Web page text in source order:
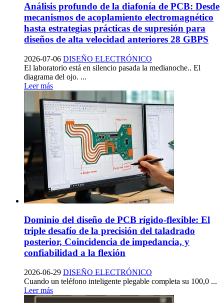
Análisis profundo de la diafonía de PCB: Desde
mecanismos de acoplamiento electromagnético
hasta estrategias prácticas de supresión para
diseños de alta velocidad anteriores 28 GBPS
2026-07-06 DISEÑO ELECTRÓNICO
El laboratorio está en silencio pasada la medianoche.. El
diagrama del ojo. ...
Leer más
Dominio del diseño de PCB rígido-flexible: El
triple desafío de la precisión del taladrado
posterior, Coincidencia de impedancia, y
confiabilidad a la flexión
2026-06-29 DISEÑO ELECTRÓNICO
Cuando un teléfono inteligente plegable completa su 100,0 ...
Leer más